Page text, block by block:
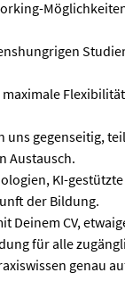
uns gegenseitig,
Austausch.
KI-
der Bildung.
Deinem CV,
für alle
genau